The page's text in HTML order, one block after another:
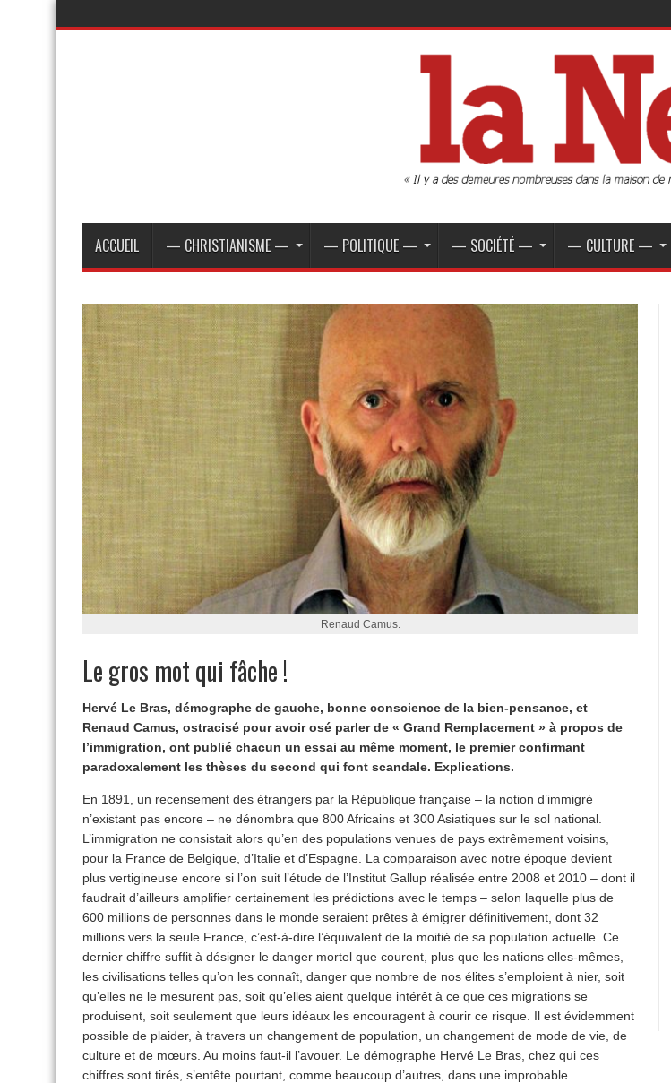
ACCUEIL — CHRISTIANISME — — POLITIQUE — — SOCIÉTÉ — — CULTURE —
Renaud Camus.
Le gros mot qui fâche !
Hervé Le Bras, démographe de gauche, bonne conscience de la bien-pensance, et
Renaud Camus, ostracisé pour avoir osé parler de « Grand Remplacement » à propos de
l’immigration, ont publié chacun un essai au même moment, le premier confirmant
paradoxalement les thèses du second qui font scandale. Explications.
En 1891, un recensement des étrangers par la République française – la notion d’immigré
n’existant pas encore – ne dénombra que 800 Africains et 300 Asiatiques sur le sol national.
L’immigration ne consistait alors qu’en des populations venues de pays extrêmement voisins,
pour la France de Belgique, d’Italie et d’Espagne. La comparaison avec notre époque devient
plus vertigineuse encore si l’on suit l’étude de l’Institut Gallup réalisée entre 2008 et 2010 – dont il
faudrait d’ailleurs amplifier certainement les prédictions avec le temps – selon laquelle plus de
600 millions de personnes dans le monde seraient prêtes à émigrer définitivement, dont 32
millions vers la seule France, c’est-à-dire l’équivalent de la moitié de sa population actuelle. Ce
dernier chiffre suffit à désigner le danger mortel que courent, plus que les nations elles-mêmes,
les civilisations telles qu’on les connaît, danger que nombre de nos élites s’emploient à nier, soit
qu’elles ne le mesurent pas, soit qu’elles aient quelque intérêt à ce que ces migrations se
produisent, soit seulement que leurs idéaux les encouragent à courir ce risque. Il est évidemment
possible de plaider, à travers un changement de population, un changement de mode de vie, de
culture et de mœurs. Au moins faut-il l’avouer. Le démographe Hervé Le Bras, chez qui ces
chiffres sont tirés, s’entête pourtant, comme beaucoup d’autres, dans une improbable